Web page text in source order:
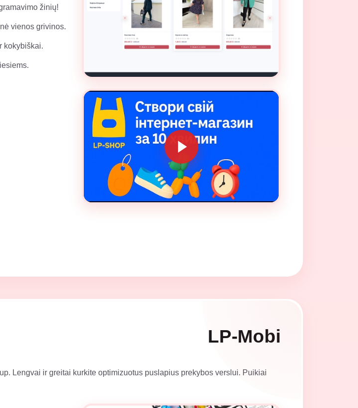
žinių!
vienos grivinos.
kokybiškai.
LP-Mobi
Lengvai ir greitai kurkite optimizuotus puslapius prekybos verslui. Puikiai